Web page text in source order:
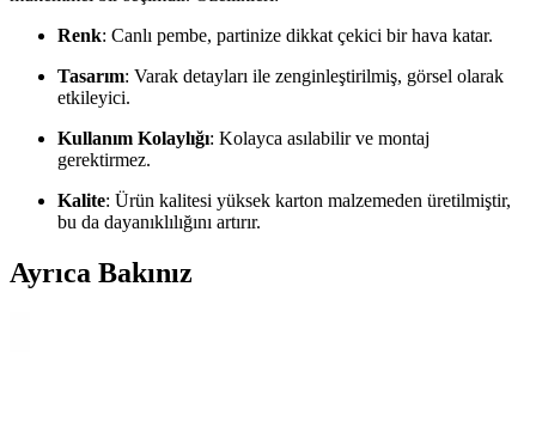
Renk: Canlı pembe, partinize dikkat çekici bir hava katar.
Tasarım: Varak detayları ile zenginleştirilmiş, görsel olarak
etkileyici.
Kullanım Kolaylığı: Kolayca asılabilir ve montaj
gerektirmez.
Kalite: Ürün kalitesi yüksek karton malzemeden üretilmiştir,
bu da dayanıklılığını artırır.
Ayrıca Bakınız